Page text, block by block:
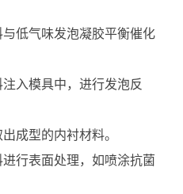
低气味发泡凝胶平衡催化
入模具中，进行发泡反
成型的内衬材料。
行表面处理，如喷涂抗菌